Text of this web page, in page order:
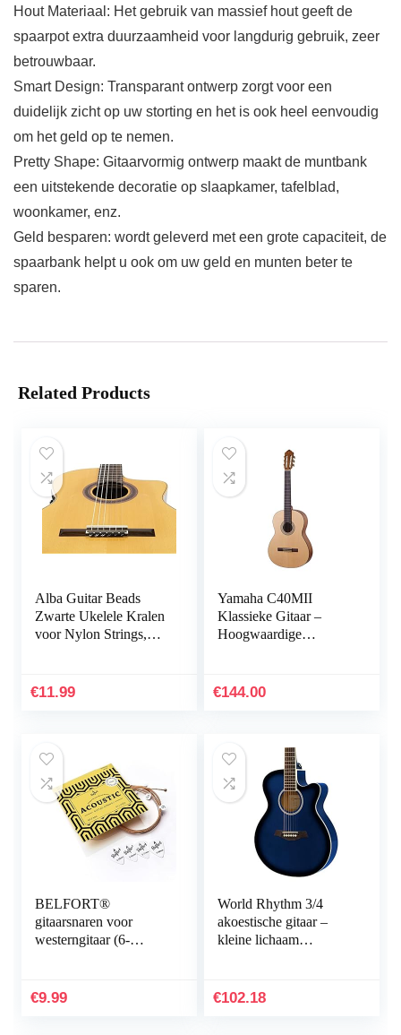
Hout Materiaal: Het gebruik van massief hout geeft de
spaarpot extra duurzaamheid voor langdurig gebruik, zeer
betrouwbaar.
Smart Design: Transparant ontwerp zorgt voor een
duidelijk zicht op uw storting en het is ook heel eenvoudig
om het geld op te nemen.
Pretty Shape: Gitaarvormig ontwerp maakt de muntbank
een uitstekende decoratie op slaapkamer, tafelblad,
woonkamer, enz.
Geld besparen: wordt geleverd met een grote capaciteit, de
spaarbank helpt u ook om uw geld en munten beter te
sparen.
Related Products
Alba Guitar Beads
Zwarte Ukelele Kralen
voor Nylon Strings,
€11.99
Yamaha C40MII
Klassieke Gitaar –
Hoogwaardige
Hout, 3 Jaar Garantie –
€144.00
BELFORT®
gitaarsnaren voor
westerngitaar (6-
akoestische gitaar + 4
€9.99
World Rhythm 3/4
akoestische gitaar –
kleine lichaam
€102.18